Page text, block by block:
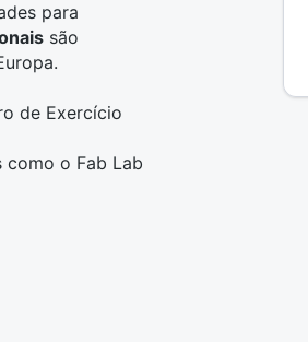
para
são
de Exercício
como o Fab Lab